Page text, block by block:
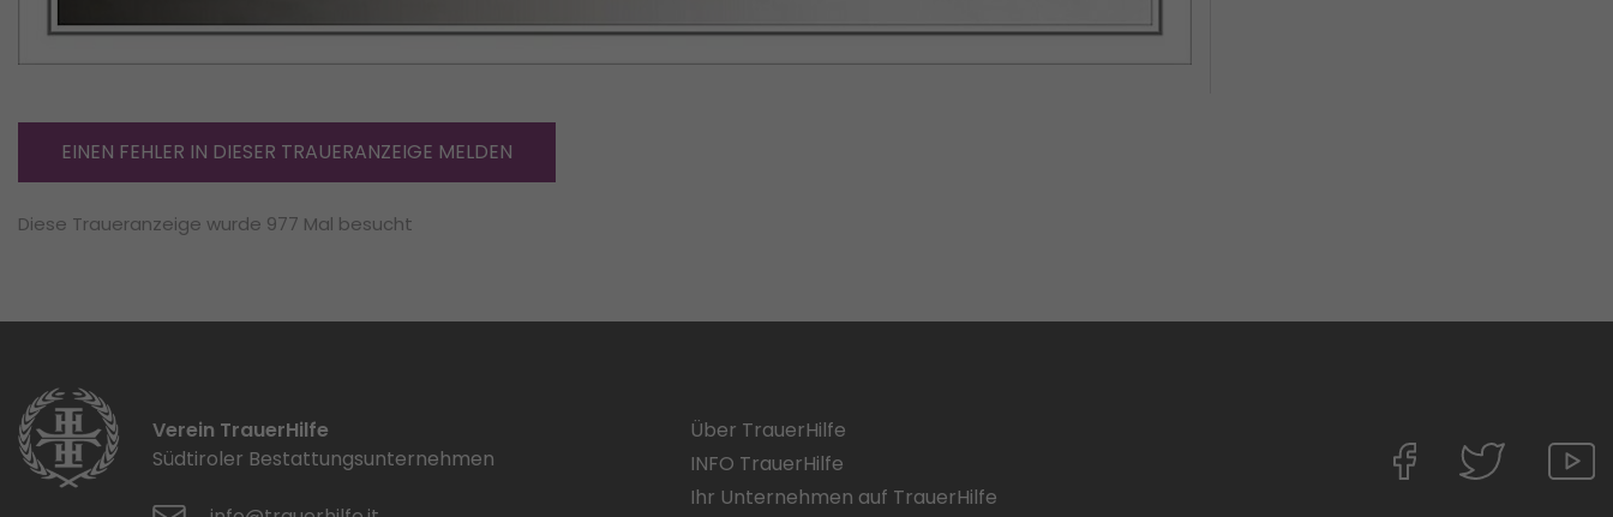
EINEN FEHLER IN DIESER TRAUERANZEIGE MELDEN
Diese Traueranzeige wurde 977 Mal besucht
Verein TrauerHilfe
Südtiroler Bestattungsunternehmen
Über TrauerHilfe
INFO TrauerHilfe
Ihr Unternehmen auf TrauerHilfe